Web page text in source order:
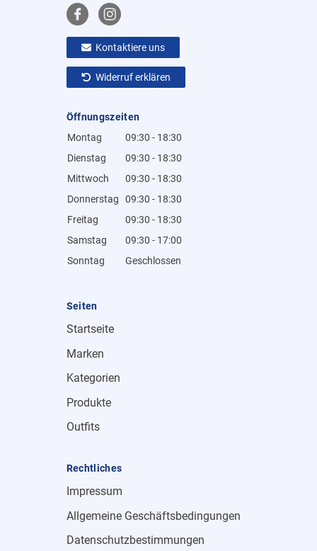
Kontaktiere uns
Widerruf erklären
Öffnungszeiten
Montag
09:30 - 18:30
Dienstag
09:30 - 18:30
Mittwoch
09:30 - 18:30
Donnerstag
09:30 - 18:30
Freitag
09:30 - 18:30
Samstag
09:30 - 17:00
Sonntag
Geschlossen
Seiten
Startseite
Marken
Kategorien
Produkte
Outfits
Rechtliches
Impressum
Allgemeine Geschäftsbedingungen
Datenschutzbestimmungen